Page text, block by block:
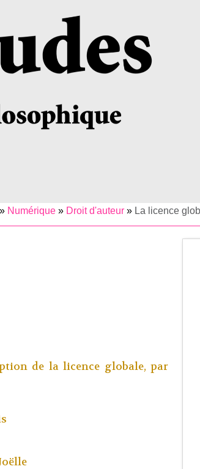
» Numérique » Droit d'auteur » La licence
de la licence globale, par